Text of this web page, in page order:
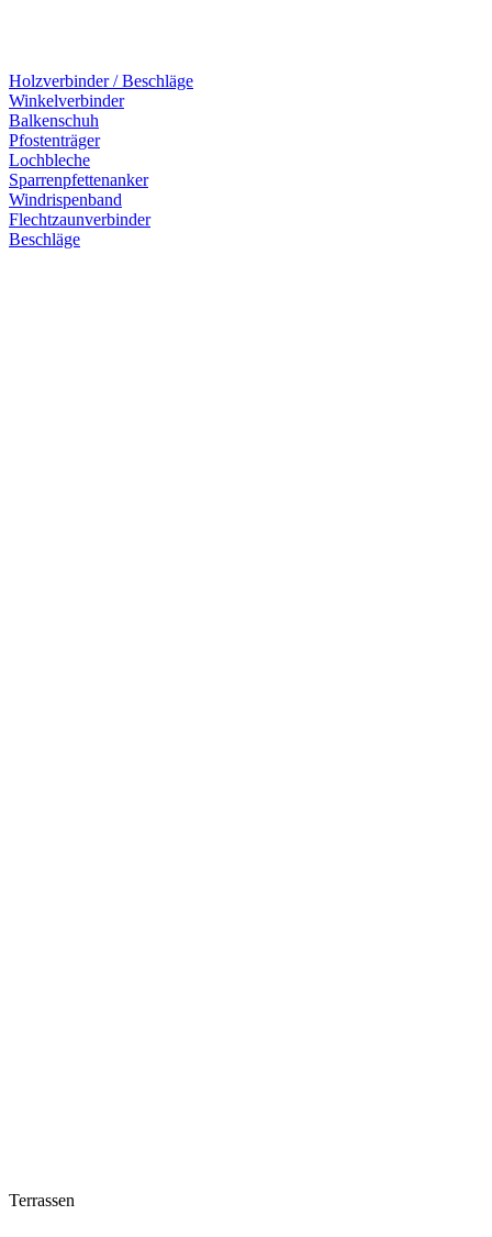
Holzverbinder / Beschläge
Winkelverbinder
Balkenschuh
Pfostenträger
Lochbleche
Sparrenpfettenanker
Windrispenband
Flechtzaunverbinder
Beschläge
Terrassen